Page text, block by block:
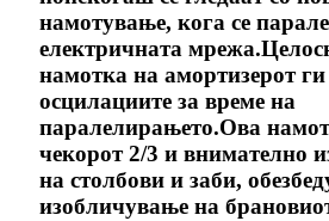
намотување, кога се
електричната
намотка на амортизерот
осцилациите за време на
паралелирањето.Ова
чекорот 2/3 и внимателно
на столбови и заби,
изобличување на